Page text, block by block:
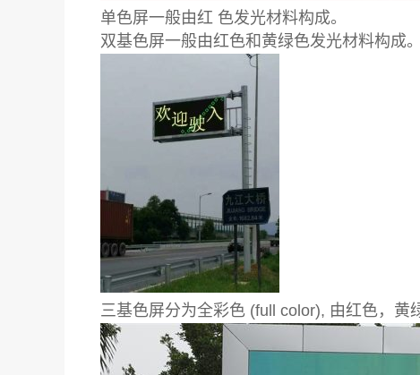
单色屏一般由红 色发光材料构成。
双基色屏一般由红色和黄绿色发光材料构成。
三基色屏分为全彩色 (full color), 由红色，黄